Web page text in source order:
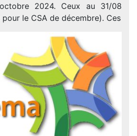
2024. Ceux au 31/08
le CSA de décembre). Ces